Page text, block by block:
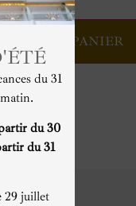
AU PANIER
du 31
du 30
du 31
29 juillet